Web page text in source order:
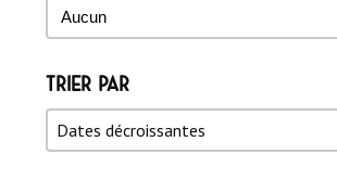
Auteur
Auteur
Trier par
Trier par
Trier par
Dates décroissantes
Trier par